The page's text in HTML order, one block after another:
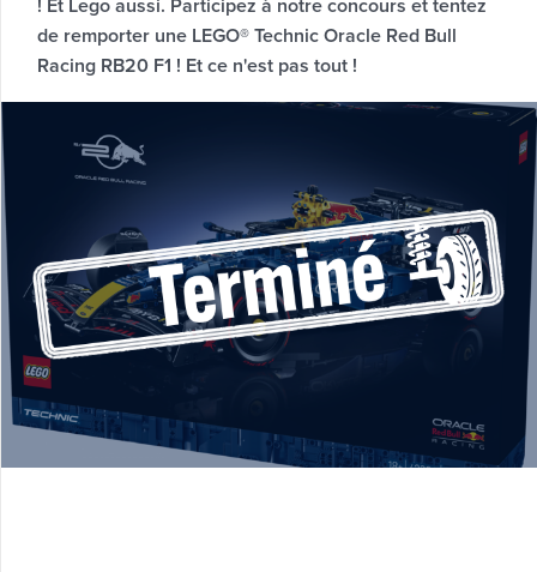
de remporter une LEGO® Technic Oracle Red Bull
Racing RB20 F1 ! Et ce n'est pas tout !